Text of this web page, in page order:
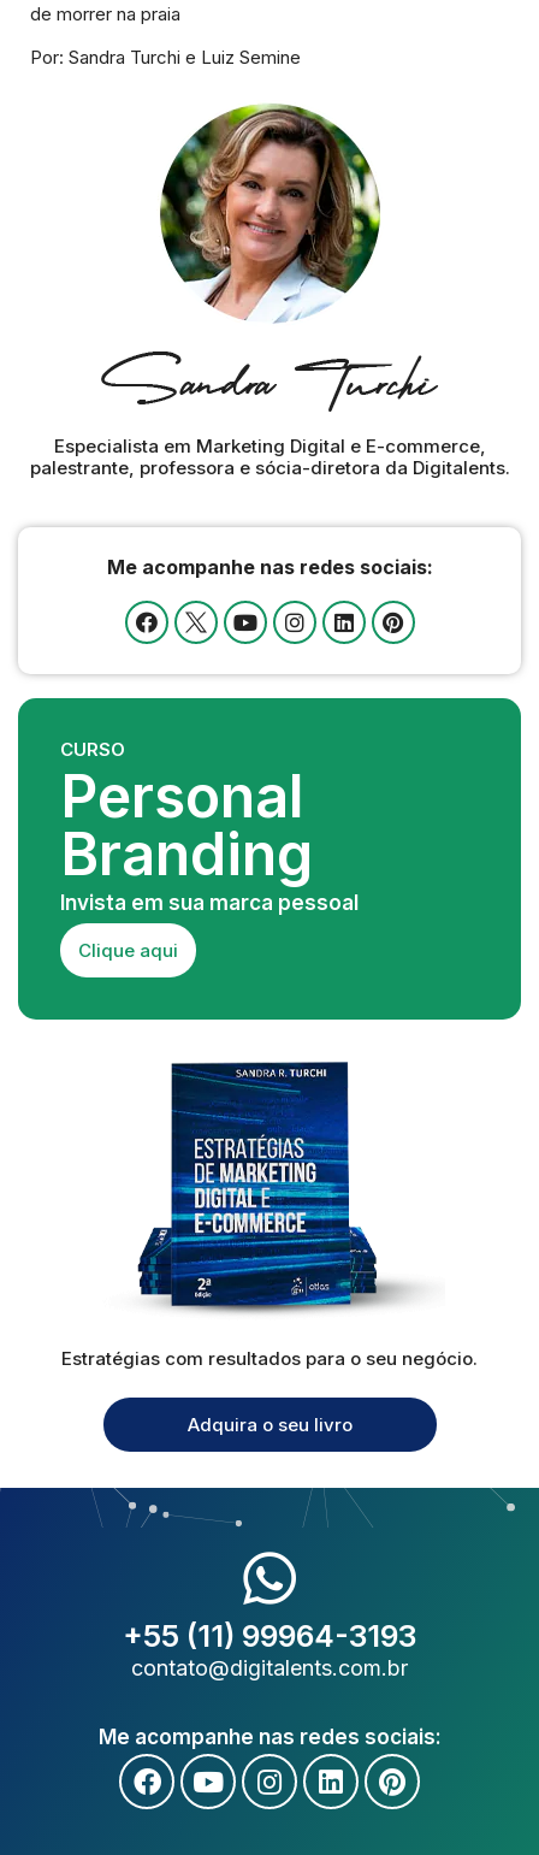
de morrer na praia
Por: Sandra Turchi e Luiz Semine
Especialista em Marketing Digital e E-commerce,
palestrante, professora e sócia-diretora da Digitalents.
Me acompanhe nas redes sociais:
CURSO
Personal
Branding
Invista em sua marca pessoal
Clique aqui
Estratégias com resultados para o seu negócio.
Adquira o seu livro
+55 (11) 99964-3193
contato@digitalents.com.br
Me acompanhe nas redes sociais: